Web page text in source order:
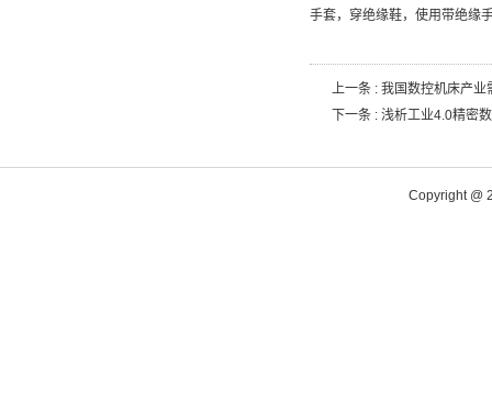
手套，穿绝缘鞋，使用带绝缘
上一条 : 我国数控机床产业
下一条 : 浅析工业4.0精密
Copyright @